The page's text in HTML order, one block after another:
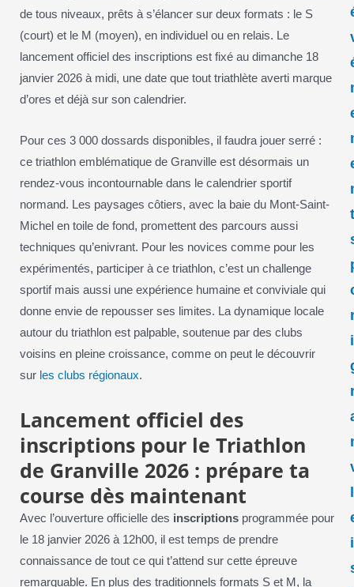
de tous niveaux, prêts à s’élancer sur deux formats : le S
(court) et le M (moyen), en individuel ou en relais. Le
lancement officiel des inscriptions est fixé au dimanche 18
janvier 2026 à midi, une date que tout triathlète averti marque
d’ores et déjà sur son calendrier.
Pour ces 3 000 dossards disponibles, il faudra jouer serré :
ce triathlon emblématique de Granville est désormais un
rendez-vous incontournable dans le calendrier sportif
normand. Les paysages côtiers, avec la baie du Mont-Saint-
Michel en toile de fond, promettent des parcours aussi
techniques qu’enivrant. Pour les novices comme pour les
expérimentés, participer à ce triathlon, c’est un challenge
sportif mais aussi une expérience humaine et conviviale qui
donne envie de repousser ses limites. La dynamique locale
autour du triathlon est palpable, soutenue par des clubs
voisins en pleine croissance, comme on peut le découvrir
sur les clubs régionaux.
Lancement officiel des
inscriptions pour le Triathlon
de Granville 2026 : prépare ta
course dès maintenant
Avec l’ouverture officielle des inscriptionsprogrammée pour
le 18 janvier 2026 à 12h00, il est temps de prendre
connaissance de tout ce qui t’attend sur cette épreuve
remarquable. En plus des traditionnels formats S et M, la